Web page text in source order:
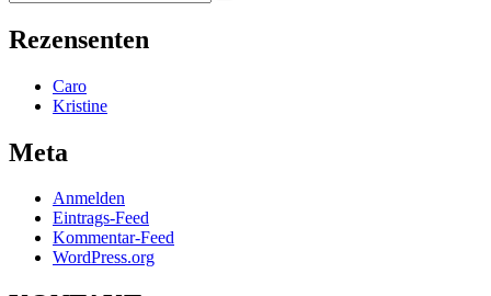
nach:
Suchen
Rezensenten
Caro
Kristine
Meta
Anmelden
Eintrags-Feed
Kommentar-Feed
WordPress.org